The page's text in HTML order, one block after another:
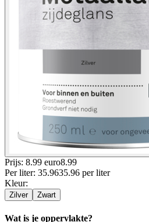
Prijs: 8.99 euro8.99
Per liter: 35.9635.96 per liter
Kleur:
Zilver Zwart
Wat is je oppervlakte?